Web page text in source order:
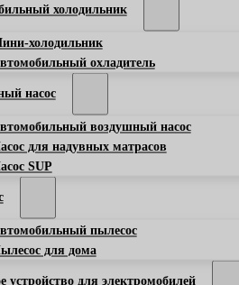
холодильник
холодильник
охладитель
насос
воздушный насос
для надувных матрасов
SUP
пылесос
для дома
устройство для электромобилей